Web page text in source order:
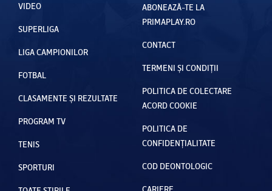
VIDEO
SUPERLIGA
LIGA CAMPIONILOR
FOTBAL
CLASAMENTE ȘI REZULTATE
PROGRAM TV
TENIS
SPORTURI
ABONEAZĂ-TE LA
PRIMAPLAY.RO
CONTACT
TERMENI ȘI CONDIȚII
POLITICA DE COLECTARE
ACORD COOKIE
POLITICA DE
CONFIDENȚIALITATE
COD DEONTOLOGIC
CARIERE